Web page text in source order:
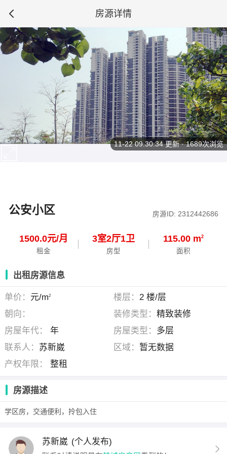
房源详情
公安小区 房源ID: 2312442686
1500.0元/月
租金
3室2厅1卫
房型
115.00 m2
面积
11-22 09:30:34更新 · 1689次浏览
出租房源信息
单价： 元/m2 楼层： 2 楼/层
朝向：
装修类型： 精致装修
房屋年代：
年 房屋类型： 多层
联系人： 苏新崴 区域： 暂无数据
产权年限：
整租
房源描述
学区房，交通便利，拎包入住
苏新崴 (个人发布)